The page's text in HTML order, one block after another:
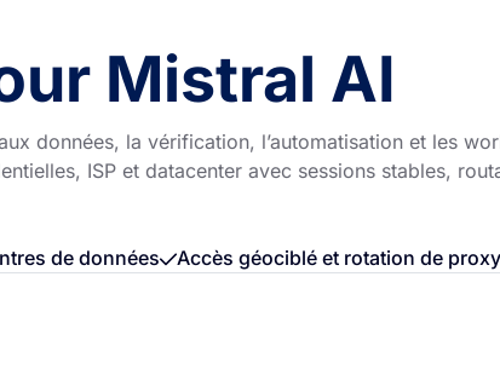
Mistral AI
données, la vérification, l’automatisation et les
ISP et datacenter avec sessions stables,
de données Accès géociblé et rotation de proxy